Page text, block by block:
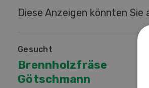
Diese Anzeigen könnten
gesucht
Brennholzfräse
Götschmann